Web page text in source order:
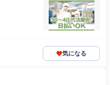
気になる